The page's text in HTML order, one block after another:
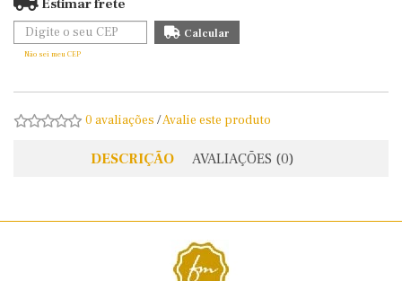
Estimar frete
Não sei meu CEP
0 avaliações /Avalie este produto
DESCRIÇÃO AVALIAÇÕES (0)